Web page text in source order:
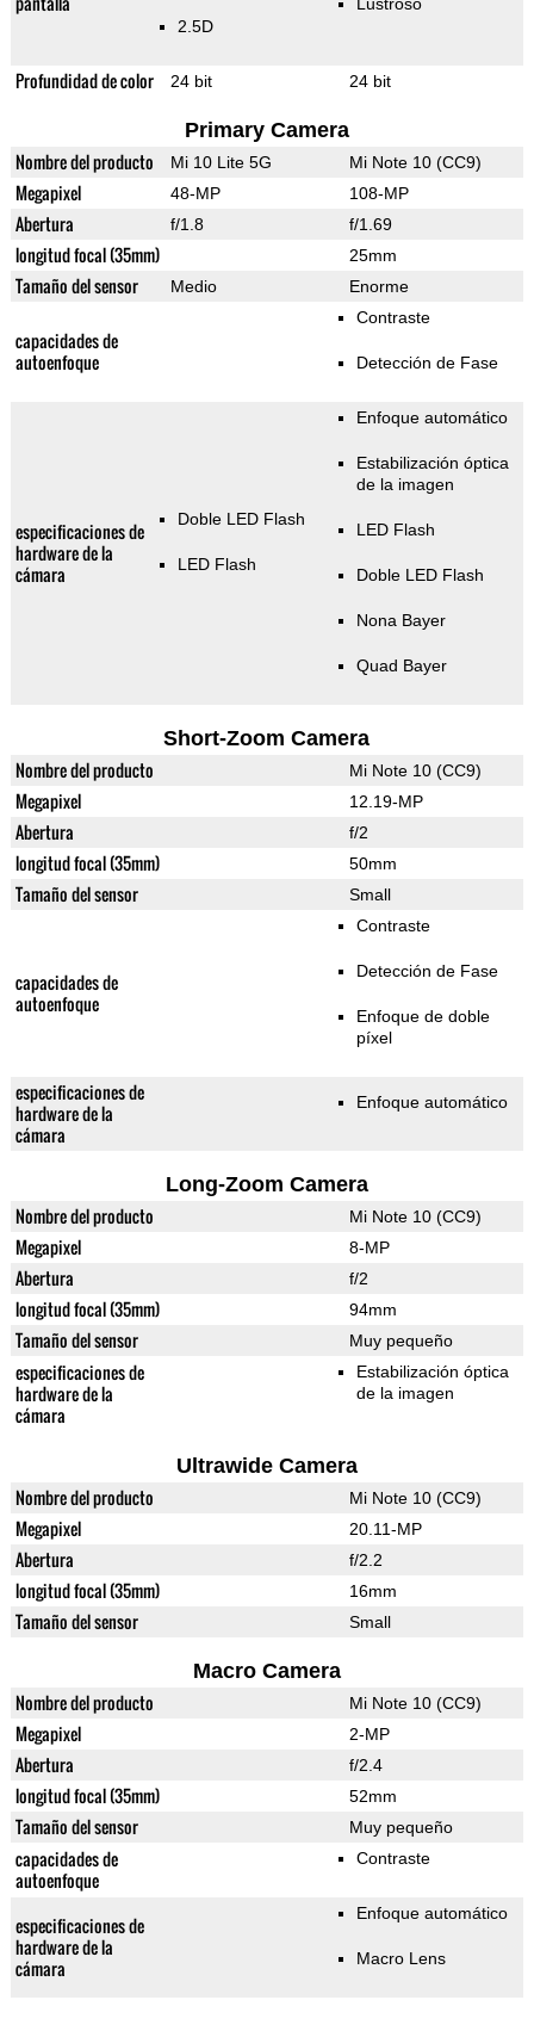
2.5D
Profundidad de color 24 bit 24 bit
Primary Camera
Nombre del producto Mi 10 Lite 5G Mi Note 10 (CC9)
Megapixel 48-MP 108-MP
Abertura f/1.8 f/1.69
longitud focal (35mm) 25mm
Tamaño del sensor Medio Enorme
capacidades de
autoenfoque
Contraste
Detección de Fase
especificaciones de
hardware de la
cámara
Doble LED Flash
LED Flash
Enfoque automático
Estabilización óptica
de la imagen
LED Flash
Doble LED Flash
Nona Bayer
Quad Bayer
Short-Zoom Camera
Nombre del producto Mi Note 10 (CC9)
Megapixel 12.19-MP
Abertura f/2
longitud focal (35mm) 50mm
Tamaño del sensor Small
capacidades de
autoenfoque
Contraste
Detección de Fase
Enfoque de doble
píxel
especificaciones de
hardware de la
cámara
Enfoque automático
Long-Zoom Camera
Nombre del producto Mi Note 10 (CC9)
Megapixel 8-MP
Abertura f/2
longitud focal (35mm) 94mm
Tamaño del sensor Muy pequeño
especificaciones de
hardware de la
cámara
Estabilización óptica
de la imagen
Ultrawide Camera
Nombre del producto Mi Note 10 (CC9)
Megapixel 20.11-MP
Abertura f/2.2
longitud focal (35mm) 16mm
Tamaño del sensor Small
Macro Camera
Nombre del producto Mi Note 10 (CC9)
Megapixel 2-MP
Abertura f/2.4
longitud focal (35mm) 52mm
Tamaño del sensor Muy pequeño
capacidades de
autoenfoque
Contraste
especificaciones de
hardware de la
cámara
Enfoque automático
Macro Lens